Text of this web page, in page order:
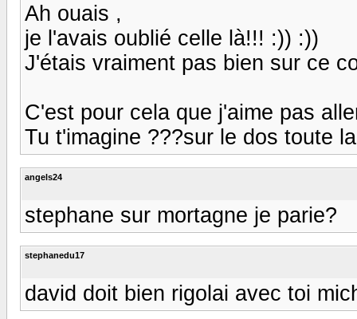
Ah ouais ,
je l'avais oublié celle là!!! :)) :))
J'étais vraiment pas bien sur ce
C'est pour cela que j'aime pas
Tu t'imagine ???sur le dos toute
angels24
stephane sur mortagne je parie?
stephanedu17
david doit bien rigolai avec toi